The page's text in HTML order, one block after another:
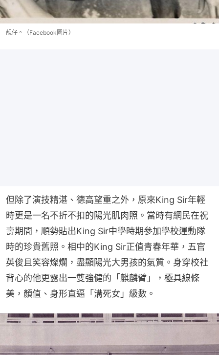
靚仔。（Facebook圖片）
但除了演技精湛、德高望重之外，原來King Sir年輕
時更是一名不折不扣的陽光肌肉照。當時有網民在祝
壽期間，順勢貼出King Sir中學時期參加學校運動隊
時的珍貴舊照。相中的King Sir正值青春年華，五官
英俊且笑容燦爛，盡顯陽光大男孩的氣質。身穿校社
背心的他更露出一雙強健的「麒麟臂」，極具線條
美，顏值、身形直逼「溝死女」級數。